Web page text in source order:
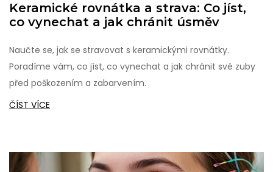
Keramické rovnátka a strava: Co jíst,
co vynechat a jak chránit úsměv
Naučte se, jak se stravovat s keramickými rovnátky.
Poradíme vám, co jíst, co vynechat a jak chránit své zuby
před poškozením a zabarvením.
ČÍST VÍCE